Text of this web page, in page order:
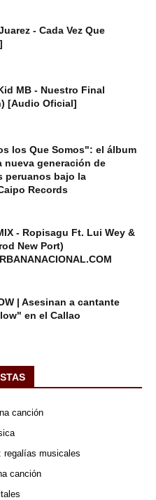
- Cada Vez Que
MB - Nuestro Final
[Audio Oficial]
los Que Somos": el álbum
nueva generación de
peruanos bajo la
Records
- Ropisagu Ft. Lui Wey &
New Port)
| Asesinan a cantante
en el Callao
canción
regalías musicales
canción